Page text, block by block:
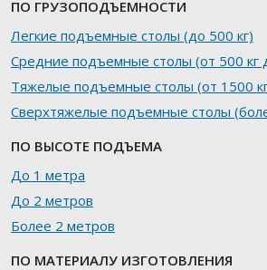
ПО ГРУЗОПОДЪЕМНОСТИ
Легкие подъемные столы (до 500 кг)
Средние подъемные столы (от 500 кг
Тяжелые подъемные столы (от 1500
Сверхтяжелые подъемные столы
ПО ВЫСОТЕ ПОДЪЕМА
До 1 метра
До 2 метров
Более 2 метров
ПО МАТЕРИАЛУ ИЗГОТОВЛЕНИЯ